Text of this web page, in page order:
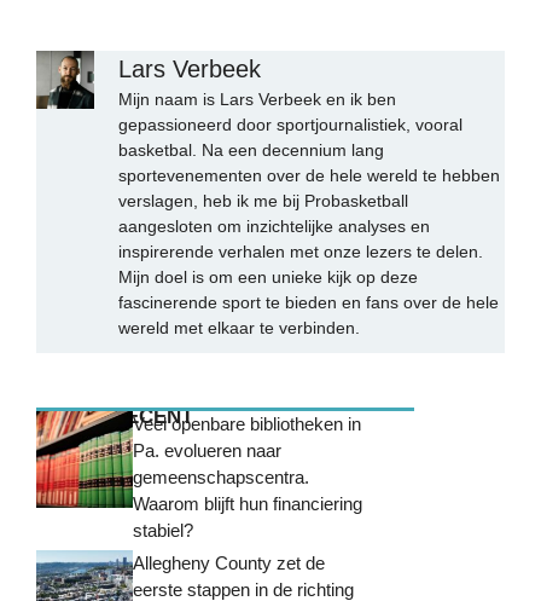
Lars Verbeek
Mijn naam is Lars Verbeek en ik ben
gepassioneerd door sportjournalistiek, vooral
basketbal. Na een decennium lang
sportevenementen over de hele wereld te hebben
verslagen, heb ik me bij Probasketball
aangesloten om inzichtelijke analyses en
inspirerende verhalen met onze lezers te delen.
Mijn doel is om een unieke kijk op deze
fascinerende sport te bieden en fans over de hele
wereld met elkaar te verbinden.
MEEST RECENTVeel openbare bibliotheken in
Pa. evolueren naar
gemeenschapscentra.
Waarom blijft hun financiering
stabiel?
Allegheny County zet de
eerste stappen in de richting